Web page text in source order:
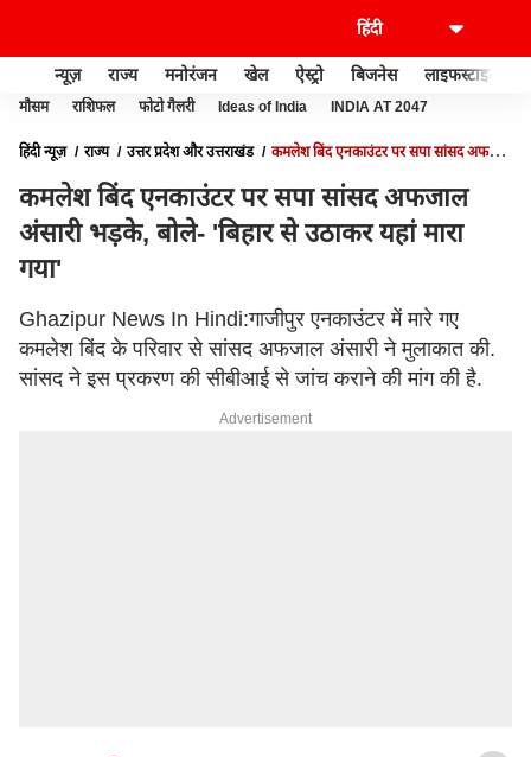
न्यूज़ राज्य मनोरंजन खेल ऐस्ट्रो बिजनेस लाइफस्टाइल
मौसम राशिफल फोटो गैलरी Ideas of India INDIA AT 2047
हिंदी न्यूज़ राज्य उत्तर प्रदेश और उत्तराखंड
कमलेश बिंद एनकाउंटर पर सपा सांसद अफजाल
कमलेश बिंद एनकाउंटर पर सपा सांसद अफजाल
अंसारी भड़के, बोले- 'बिहार से उठाकर यहां मारा
गया'
Ghazipur News In Hindi:गाजीपुर एनकाउंटर में मारे गए
कमलेश बिंद के परिवार से सांसद अफजाल अंसारी ने मुलाकात की.
सांसद ने इस प्रकरण की सीबीआई से जांच कराने की मांग की है.
Advertisement